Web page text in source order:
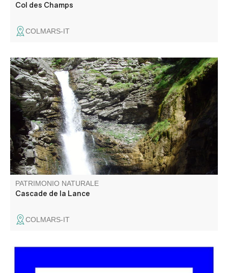
Col des Champs
COLMARS-IT
Cascade située à 20 minutes du village. promenade
familiale.
PATRIMONIO NATURALE
Cascade de la Lance
COLMARS-IT
Le belvédère des Glacières s’appelle ainsi car il y avait